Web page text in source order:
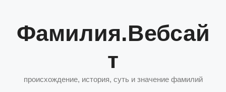
содержимому
Фамилия.Вебсай
т
происхождение, история, суть и значение фамилий